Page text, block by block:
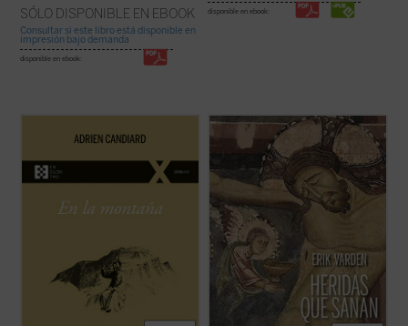
SÓLO DISPONIBLE EN EBOOK
Consultar si este libro está disponible en
impresión bajo demanda
disponible en ebook:
disponible en ebook:
Adrien Candiard nos conduce al corazón
proclama las Bienaventuranzas y propone
exigencias que parecen inalcanzables:
¿Qué hacer cuando el sufrimiento se
vuelve insoportable y las respuestas
convencionales ya no bastan? El monje y
obispo Erik Varden nos propone un camino.
Inspirándose en un antiguo poema
cisterciense, este libro nos invita a
contemplar ...